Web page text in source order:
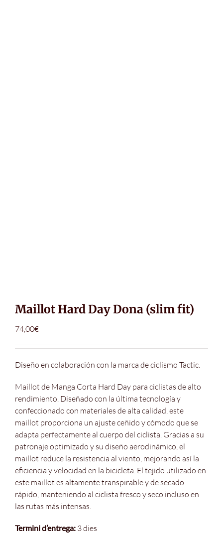
Maillot Hard Day Dona (slim fit)
74,00€
Diseño en colaboración con la marca de ciclismo Tactic.
Maillot de Manga Corta Hard Day para ciclistas de alto
rendimiento. Diseñado con la última tecnología y
confeccionado con materiales de alta calidad, este
maillot proporciona un ajuste ceñido y cómodo que se
adapta perfectamente al cuerpo del ciclista. Gracias a su
patronaje optimizado y su diseño aerodinámico, el
maillot reduce la resistencia al viento, mejorando así la
eficiencia y velocidad en la bicicleta. El tejido utilizado en
este maillot es altamente transpirable y de secado
rápido, manteniendo al ciclista fresco y seco incluso en
las rutas más intensas.
Termini d’entrega: 3 dies